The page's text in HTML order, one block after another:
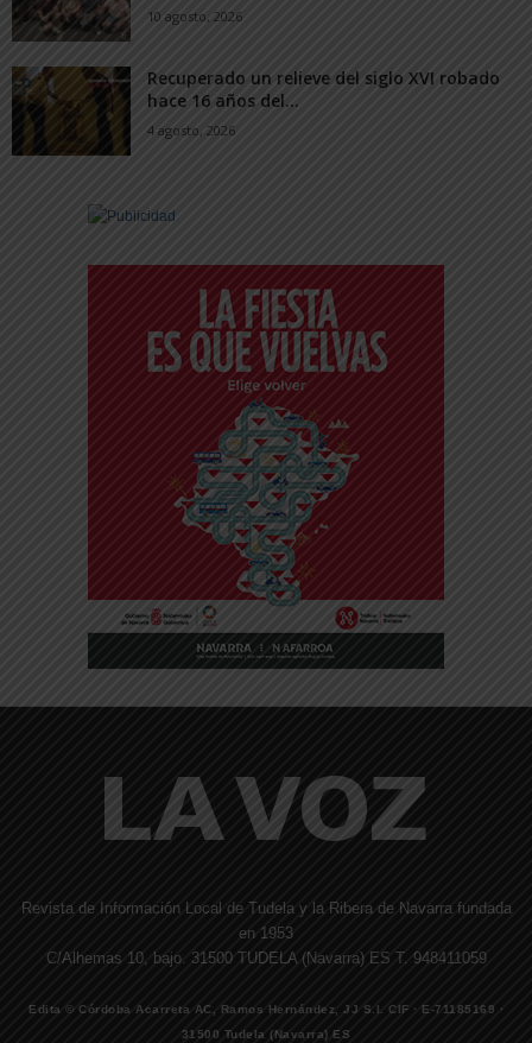
10 agosto, 2026
Recuperado un relieve del siglo XVI robado
hace 16 años del...
4 agosto, 2026
Revista de Información Local de Tudela y la Ribera de Navarra fundada
en 1953
C/Alhemas 10, bajo. 31500 TUDELA (Navarra) ES T. 948411059
Edita © Córdoba Acarreta AC, Ramos Hernández, JJ S.I. CIF · E-71185169 ·
31500 Tudela (Navarra) ES